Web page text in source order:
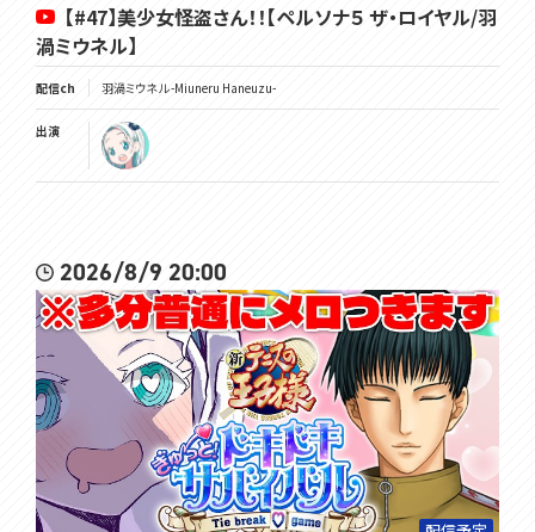
【#47】美少女怪盗さん！！【ペルソナ５ ザ・ロイヤル/羽
渦ミウネル】
配信ch 羽渦ミウネル -Miuneru Haneuzu-
出演
2026/8/9 20:00